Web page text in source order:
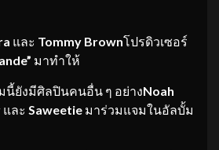
และ Tommy Brownโปรดิวเซอร์
มาทำให้
นี้ยังมีศิลปินคนอื่น ๆ อย่างNoah
และ Saweetie มาร่วมแจมในอัลบั้ม